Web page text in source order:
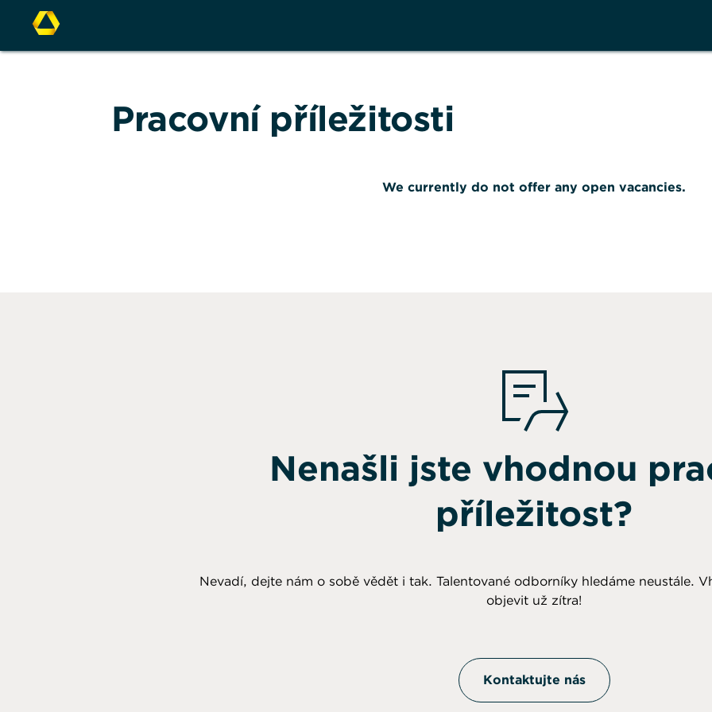
Pracovní příležitosti
We currently do not offer any open vacancies.
Nenašli jste vhodnou
příležitost?
Nevadí, dejte nám o sobě vědět i tak. Talentované odborníky hledáme neustále.
objevit už zítra!
Kontaktujte nás